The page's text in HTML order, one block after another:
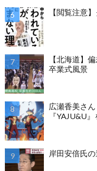
【閲覧注意
【北海道】
卒業式風景
広瀬香美さ
『YAJU&U
岸田安倍氏